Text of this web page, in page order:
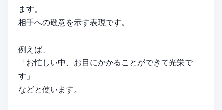
ます。
相手への敬意を示す表現です。
例えば、
「お忙しい中、お目にかかることができて光栄で
す」
などと使います。